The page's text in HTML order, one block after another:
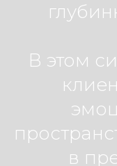
В этом
в